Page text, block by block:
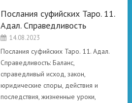
Послания суфийских Таро. 11.
Адал. Справедливость
14.08.2023
Послания суфийских Таро. 11. Адал.
Справедливость: Баланс,
справедливый исход, закон,
юридические споры, действия и
последствия, жизненные уроки,